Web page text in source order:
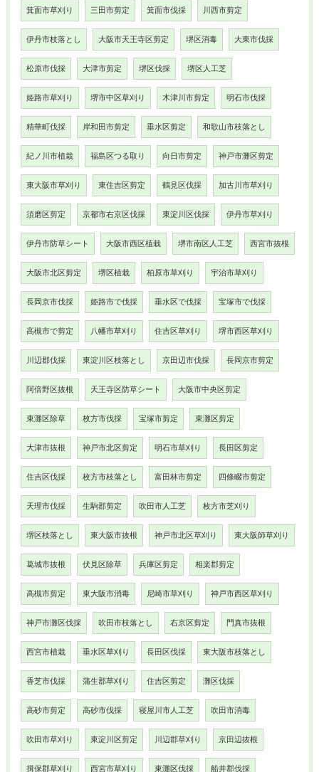
箕面市草刈り 三田市剪定 箕面市伐採 川西市剪定
伊丹市枝落とし 大阪市天王寺区剪定 堺区消毒 大東市伐採
松原市伐採 大津市剪定 堺区伐採 堺区人工芝
姫路市草刈り 堺市中区草刈り 木津川市剪定 明石市伐採
精華町伐採 岸和田市剪定 垂水区剪定 和歌山市枝落とし
紀ノ川市植栽 福島区つる取り 向日市剪定 神戸市灘区剪定
東大阪市草刈り 東住吉区剪定 鶴見区伐採 加古川市草刈り
須磨区剪定 京都市右京区伐採 東淀川区伐採 伊丹市草刈り
伊丹市防草シート 大阪市西区植栽 堺市南区人工芝 西宮市抜根
大阪市北区剪定 堺区植栽 柏原市草刈り 宇治市草刈り
長岡京市伐採 姫路市で伐採 垂水区で伐採 宝塚市で伐採
高槻市で剪定 八幡市草刈り 住吉区草刈り 堺市西区草刈り
川辺郡伐採 東淀川区枝落とし 京田辺市伐採 長岡京市剪定
阿倍野区抜根 天王寺区防草シート 大阪市中央区剪定
東灘区除草 枚方市伐採 宝塚市剪定 東灘区剪定
大津市抜根 神戸市北区剪定 明石市草刈り 長田区剪定
住吉区伐採 枚方市枝落とし 富田林市剪定 四條畷市剪定
天理市伐採 生駒郡剪定 吹田市人工芝 枚方市芝刈り
堺区枝落とし 東大阪市抜根 神戸市北区草刈り 東大阪師草刈り
葛城市抜根 伏見区除草 兵庫区剪定 相楽郡剪定
高槻市剪定 東大阪市消毒 尼崎市草刈り 神戸市西区草刈り
神戸市灘区伐採 吹田市枝落とし 右京区剪定 門真市抜根
西宮市植栽 垂水区草刈り 長田区伐採 東大阪市枝落とし
香芝市伐採 蒲生郡草刈り 住吉区剪定 灘区伐採
高砂市剪定 高砂市伐採 寝屋川市人工芝 吹田市消毒
吹田市草刈り 東淀川区剪定 川辺郡草刈り 京田辺抜根
揖保郡草刈り 西宮市草刈り 東灘区伐採 船井郡伐採